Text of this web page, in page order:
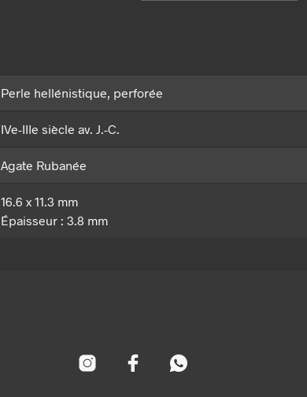
Perle hellénistique, perforée
IVe-IIIe siècle av. J.-C.
Agate Rubanée
16.6 x 11.3 mm
Épaisseur : 3.8 mm